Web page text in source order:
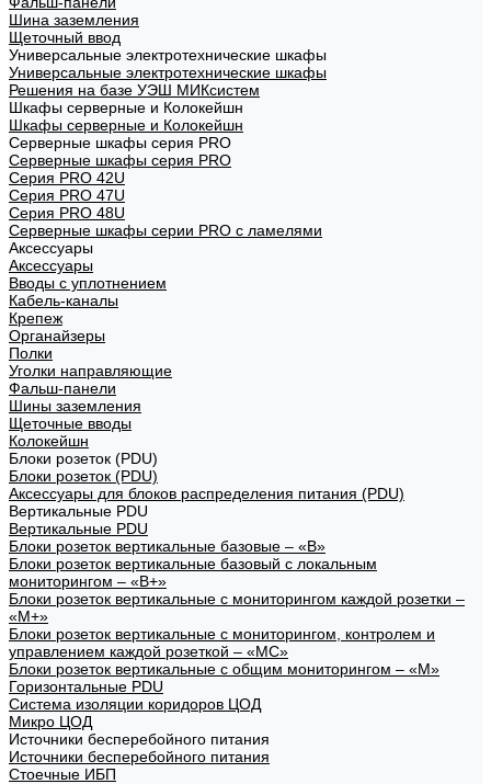
Шина заземления
Щеточный ввод
Универсальные электротехнические шкафы
Универсальные электротехнические шкафы
Решения на базе УЭШ МИКсистем
Шкафы серверные и Колокейшн
Шкафы серверные и Колокейшн
Серверные шкафы серия PRO
Серверные шкафы серия PRO
Серия PRO 42U
Серия PRO 47U
Серия PRO 48U
Серверные шкафы серии PRO с ламелями
Аксессуары
Аксессуары
Вводы с уплотнением
Кабель-каналы
Крепеж
Органайзеры
Полки
Уголки направляющие
Фальш-панели
Шины заземления
Щеточные вводы
Колокейшн
Блоки розеток (PDU)
Блоки розеток (PDU)
Аксессуары для блоков распределения питания (PDU)
Вертикальные PDU
Вертикальные PDU
Блоки розеток вертикальные базовые – «В»
Блоки розеток вертикальные базовый с локальным
мониторингом – «В+»
Блоки розеток вертикальные с мониторингом каждой розетки –
«М+»
Блоки розеток вертикальные с мониторингом, контролем и
управлением каждой розеткой – «МС»
Блоки розеток вертикальные с общим мониторингом – «М»
Горизонтальные PDU
Система изоляции коридоров ЦОД
Микро ЦОД
Источники бесперебойного питания
Источники бесперебойного питания
Стоечные ИБП